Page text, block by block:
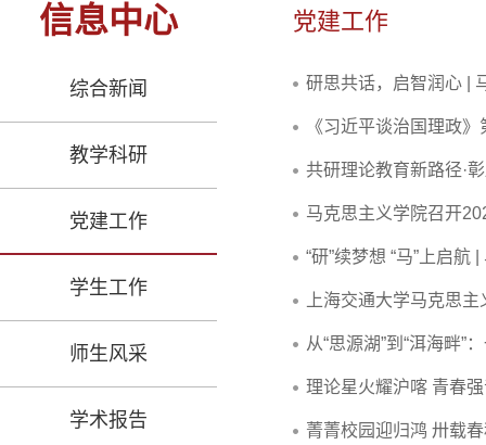
信息中心
综合新闻
教学科研
党建工作
学生工作
师生风采
学术报告
党建工作
研思共话，启智润心 |
《习近平谈治国理政
共研理论教育新路径·
马克思主义学院召开
“研”续梦想 “马”上启
上海交通大学马克思
从“思源湖”到“洱海畔”
理论星火耀沪喀 青春
菁菁校园迎归鸿 卅载